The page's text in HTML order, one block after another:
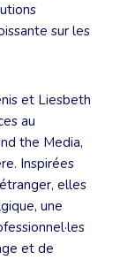
sur les
et Liesbeth
au
the Media,
Inspirées
elles
une
et de